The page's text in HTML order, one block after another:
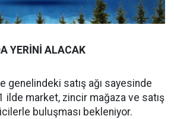
YERİNİ ALACAK
genelindeki satış ağı sayesinde
ilde market, zincir mağaza ve satış
buluşması bekleniyor.